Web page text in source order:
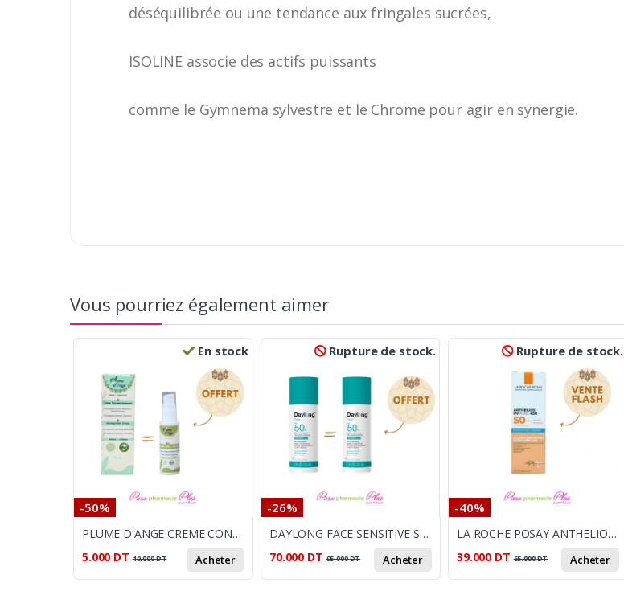
déséquilibrée ou une tendance aux fringales sucrées,
ISOLINE associe des actifs puissants
comme le Gymnema sylvestre et le Chrome pour agir en synergie.
Vous pourriez également aimer
En stock
-50%
PLUME D'ANGE CREME CONFORT RESPIRATOIRE + PLUME D'ANGE LINIMENT OLEO-CALCAIRE 30ML OFFERT
5.000 DT 10.000DT Acheter
Rupture de stock.
-26%
DAYLONG FACE SENSITIVE SPF 50+BB FLUID TEINTE/50ML LE 2EME OFFERT
70.000 DT 95.000DT Acheter
Rupture de stock.
-40%
LA ROCHE POSAY ANTHELIOS UVMUNE 400 CREME HYDRATANTE TEINTEE SPF50+ 50ML
39.000 DT 65.000DT Acheter